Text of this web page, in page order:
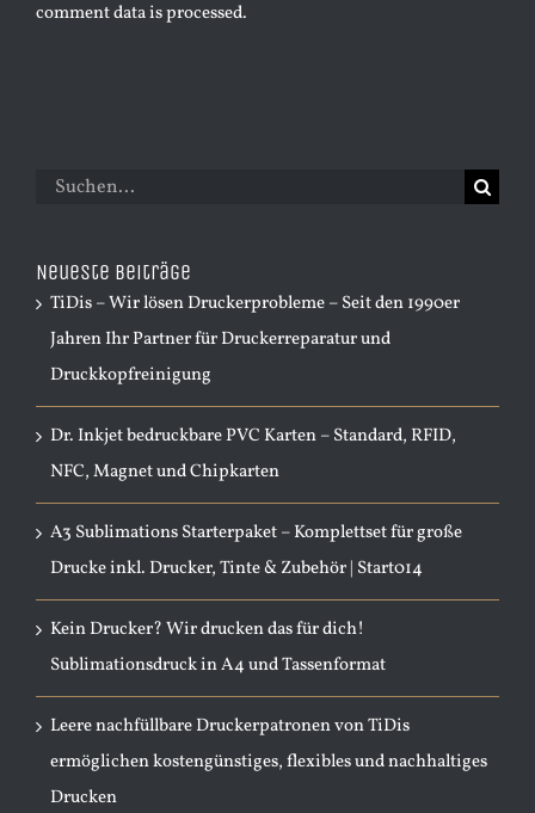
comment data is processed.
Suche
Neueste Beiträge
TiDis – Wir lösen Druckerprobleme – Seit den 1990er
Jahren Ihr Partner für Druckerreparatur und
Druckkopfreinigung
Dr. Inkjet bedruckbare PVC Karten – Standard, RFID,
NFC, Magnet und Chipkarten
A3 Sublimations Starterpaket – Komplettset für große
Drucke inkl. Drucker, Tinte & Zubehör | Start014
Kein Drucker? Wir drucken das für dich!
Sublimationsdruck in A4 und Tassenformat
Leere nachfüllbare Druckerpatronen von TiDis
ermöglichen kostengünstiges, flexibles und nachhaltiges
Drucken